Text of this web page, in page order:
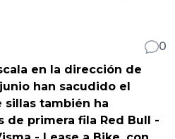
0
en la dirección de
han sacudido el
sillas también ha
de primera fila Red Bull -